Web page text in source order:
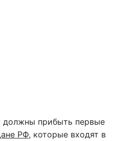
должны прибыть первые
РФ, которые входят в